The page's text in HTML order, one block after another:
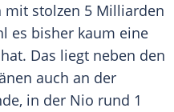
mit stolzen 5 Milliarden
es bisher kaum eine
Das liegt neben den
auch an der
, in der Nio rund 1